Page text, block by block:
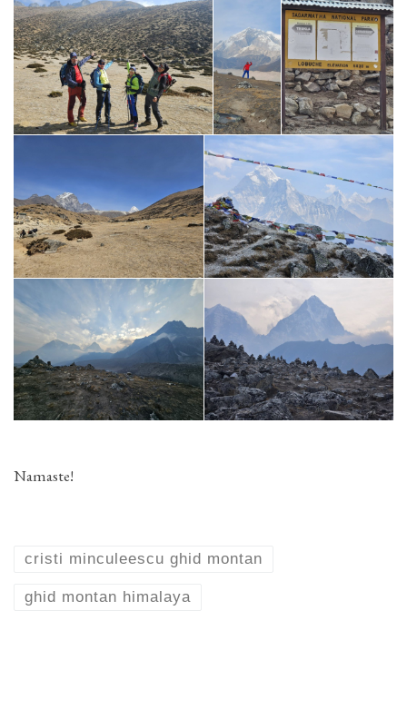
Namaste!
cristi minculeescu ghid montan
ghid montan himalaya